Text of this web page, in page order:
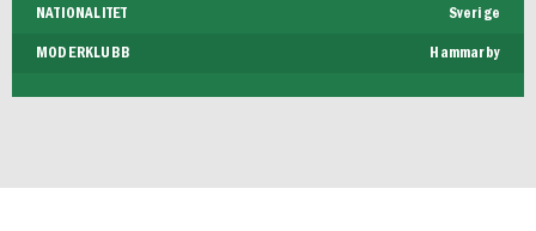
NATIONALITET Sverige
MODERKLUBB Hammarby